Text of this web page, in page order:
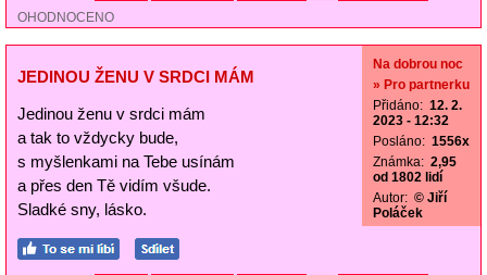
OHODNOCENO
JEDINOU ŽENU V SRDCI MÁM
Jedinou ženu v srdci mám
a tak to vždycky bude,
s myšlenkami na Tebe usínám
a přes den Tě vidím všude.
Sladké sny, lásko.
Na dobrou noc
» Pro partnerku
Přidáno: 12. 2.
2023 - 12:32
Posláno: 1556x
Známka: 2,95
od 1802 lidí
Autor: © Jiří
Poláček